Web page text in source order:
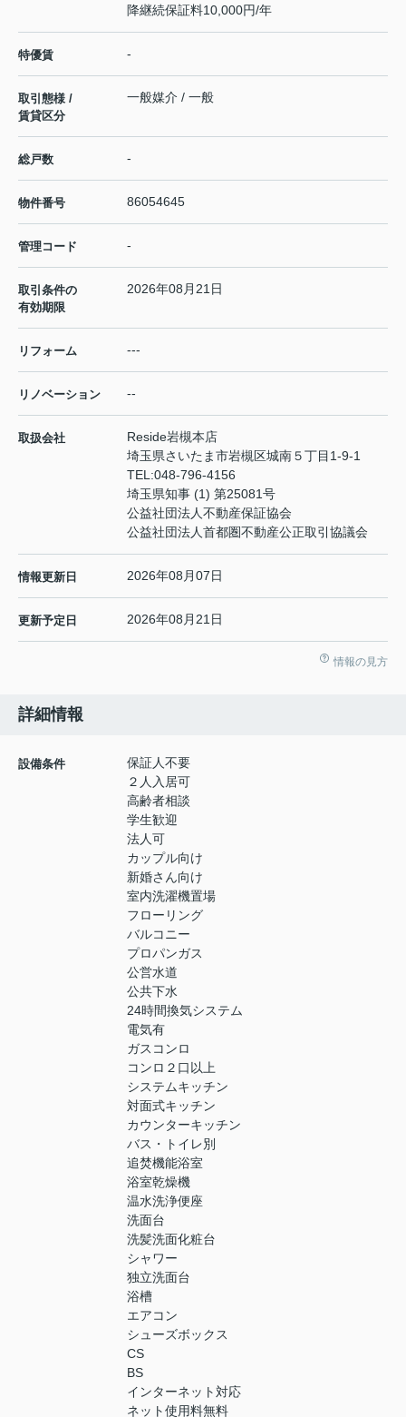
降継続保証料10,000円/年
特優賃 -
取引態様 /
賃貸区分
一般媒介 / 一般
総戸数 -
物件番号 86054645
管理コード -
取引条件の
有効期限
2026年08月21日
リフォーム ---
リノベーション --
取扱会社
Reside岩槻本店
埼玉県さいたま市岩槻区城南５丁目1-9-1
TEL:048-796-4156
埼玉県知事 (1) 第25081号
公益社団法人不動産保証協会
公益社団法人首都圏不動産公正取引協議会
情報更新日 2026年08月07日
更新予定日 2026年08月21日
情報の見方
詳細情報
設備条件
保証人不要
２人入居可
高齢者相談
学生歓迎
法人可
カップル向け
新婚さん向け
室内洗濯機置場
フローリング
バルコニー
プロパンガス
公営水道
公共下水
24時間換気システム
電気有
ガスコンロ
コンロ２口以上
システムキッチン
対面式キッチン
カウンターキッチン
バス・トイレ別
追焚機能浴室
浴室乾燥機
温水洗浄便座
洗面台
洗髪洗面化粧台
シャワー
独立洗面台
浴槽
エアコン
シューズボックス
CS
BS
インターネット対応
ネット使用料無料